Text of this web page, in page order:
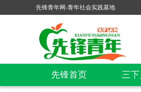
先锋青年网-青年社会实践基地
先锋首页 三下